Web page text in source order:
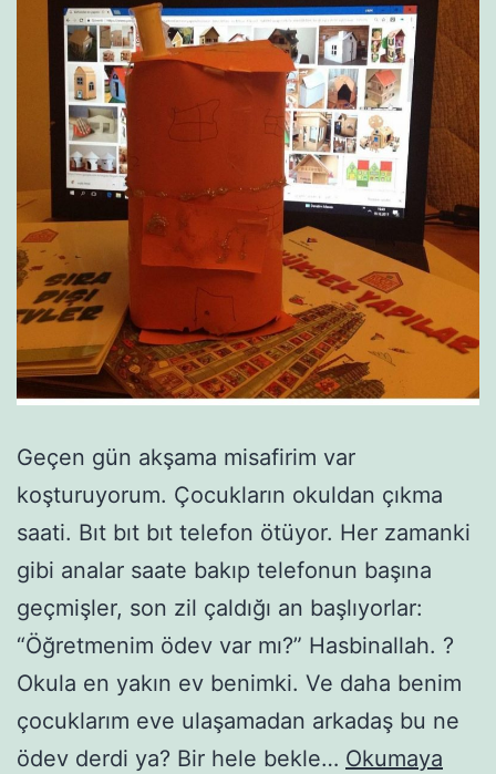
Geçen gün akşama misafirim var
koşturuyorum. Çocukların okuldan çıkma
saati. Bıt bıt bıt telefon ötüyor. Her zamanki
gibi analar saate bakıp telefonun başına
geçmişler, son zil çaldığı an başlıyorlar:
“Öğretmenim ödev var mı?” Hasbinallah. ?
Okula en yakın ev benimki. Ve daha benim
çocuklarım eve ulaşamadan arkadaş bu ne
ödev derdi ya? Bir hele bekle… Okumaya